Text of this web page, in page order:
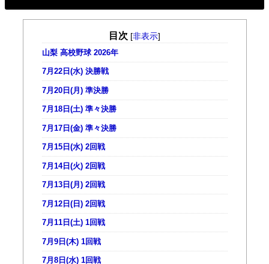
目次 [非表示]
山梨 高校野球 2026年
7月22日(水) 決勝戦
7月20日(月) 準決勝
7月18日(土) 準々決勝
7月17日(金) 準々決勝
7月15日(水) 2回戦
7月14日(火) 2回戦
7月13日(月) 2回戦
7月12日(日) 2回戦
7月11日(土) 1回戦
7月9日(木) 1回戦
7月8日(水) 1回戦